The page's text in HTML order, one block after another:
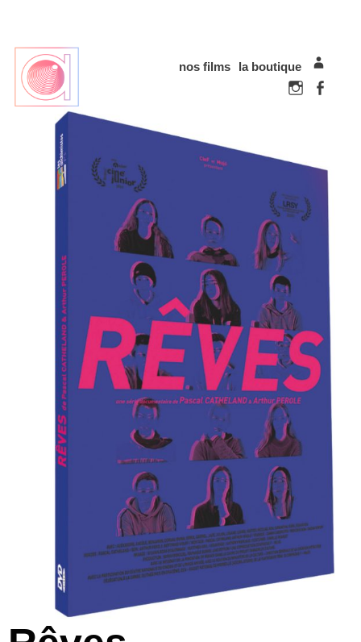
nos films la boutique
mon
Instagram